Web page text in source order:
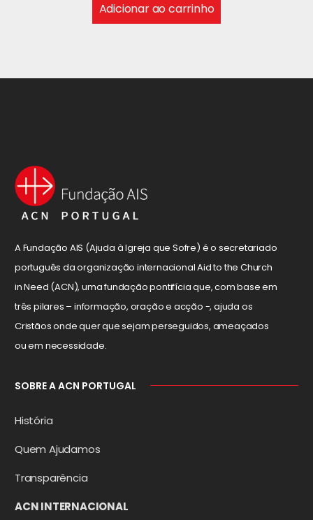
Adicionar ao carrinho
A Fundação AIS (Ajuda à Igreja que Sofre) é o secretariado
português da organização internacional Aid to the Church
in Need (ACN), uma fundação pontifícia que, com base em
três pilares – informação, oração e acção -, ajuda os
Cristãos onde quer que sejam perseguidos, ameaçados
ou em necessidade.
SOBRE A ACN PORTUGAL
História
Quem Ajudamos
Transparência
ACN INTERNACIONAL